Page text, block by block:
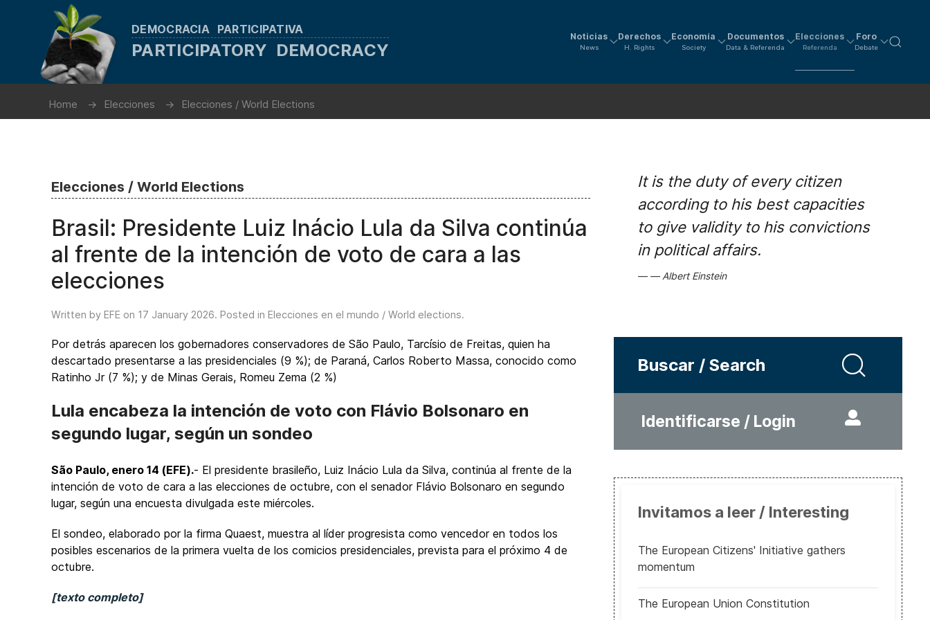
DEMOCRACIA PARTICIPATIVA
PARTICIPATORY DEMOCRACY
Noticias
News
Derechos
H. Rights
Economía
Society
Documentos
Data & Referenda
Elecciones
Referenda
Foro
Debate
Home Elecciones Elecciones / World Elections
Elecciones / World Elections
Brasil: Presidente Luiz Inácio Lula da Silva continúa
al frente de la intención de voto de cara a las
elecciones
Written by EFE on 17 January 2026. Posted in Elecciones en el mundo / World elections.
Por detrás aparecen los gobernadores conservadores de São Paulo, Tarcísio de Freitas, quien ha
descartado presentarse a las presidenciales (9 %); de Paraná, Carlos Roberto Massa, conocido como
Ratinho Jr (7 %); y de Minas Gerais, Romeu Zema (2 %)
Lula encabeza la intención de voto con Flávio Bolsonaro en
segundo lugar, según un sondeo
São Paulo, enero 14 (EFE).- El presidente brasileño, Luiz Inácio Lula da Silva, continúa al frente de la
intención de voto de cara a las elecciones de octubre, con el senador Flávio Bolsonaro en segundo
lugar, según una encuesta divulgada este miércoles.
El sondeo, elaborado por la firma Quaest, muestra al líder progresista como vencedor en todos los
posibles escenarios de la primera vuelta de los comicios presidenciales, prevista para el próximo 4 de
octubre.
[texto completo]
It is the duty of every citizen
according to his best capacities
to give validity to his convictions
in political affairs.
Albert Einstein
Buscar / Search
Identificarse / Login
Invitamos a leer / Interesting
The European Citizens' Initiative gathers
momentum
The European Union Constitution